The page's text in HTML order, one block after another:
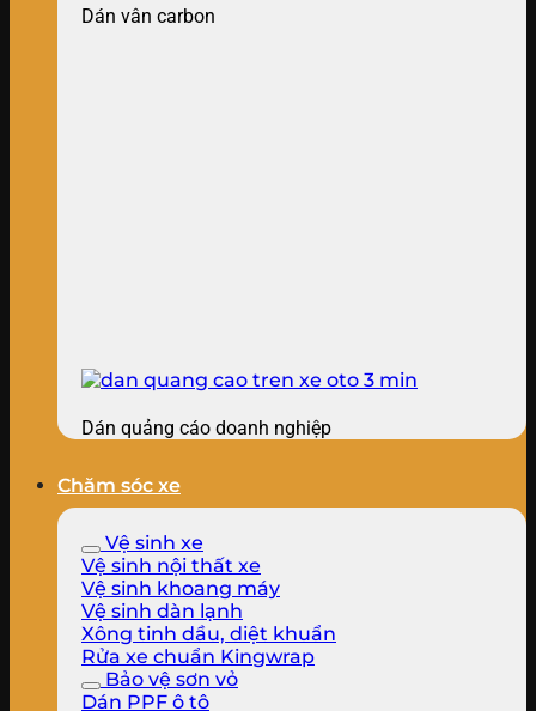
Dán vân carbon
Dán quảng cáo doanh nghiệp
Chăm sóc xe
Vệ sinh xe
Vệ sinh nội thất xe
Vệ sinh khoang máy
Vệ sinh dàn lạnh
Xông tinh dầu, diệt khuẩn
Rửa xe chuẩn Kingwrap
Bảo vệ sơn vỏ
Dán PPF ô tô